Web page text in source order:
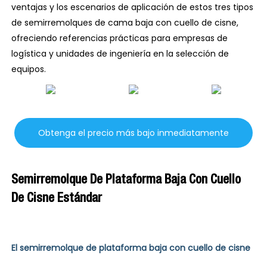
ventajas y los escenarios de aplicación de estos tres tipos
de semirremolques de cama baja con cuello de cisne,
ofreciendo referencias prácticas para empresas de
logística y unidades de ingeniería en la selección de
equipos.
Obtenga el precio más bajo inmediatamente
Semirremolque De Plataforma Baja Con Cuello
De Cisne Estándar
El semirremolque de plataforma baja con cuello de cisne